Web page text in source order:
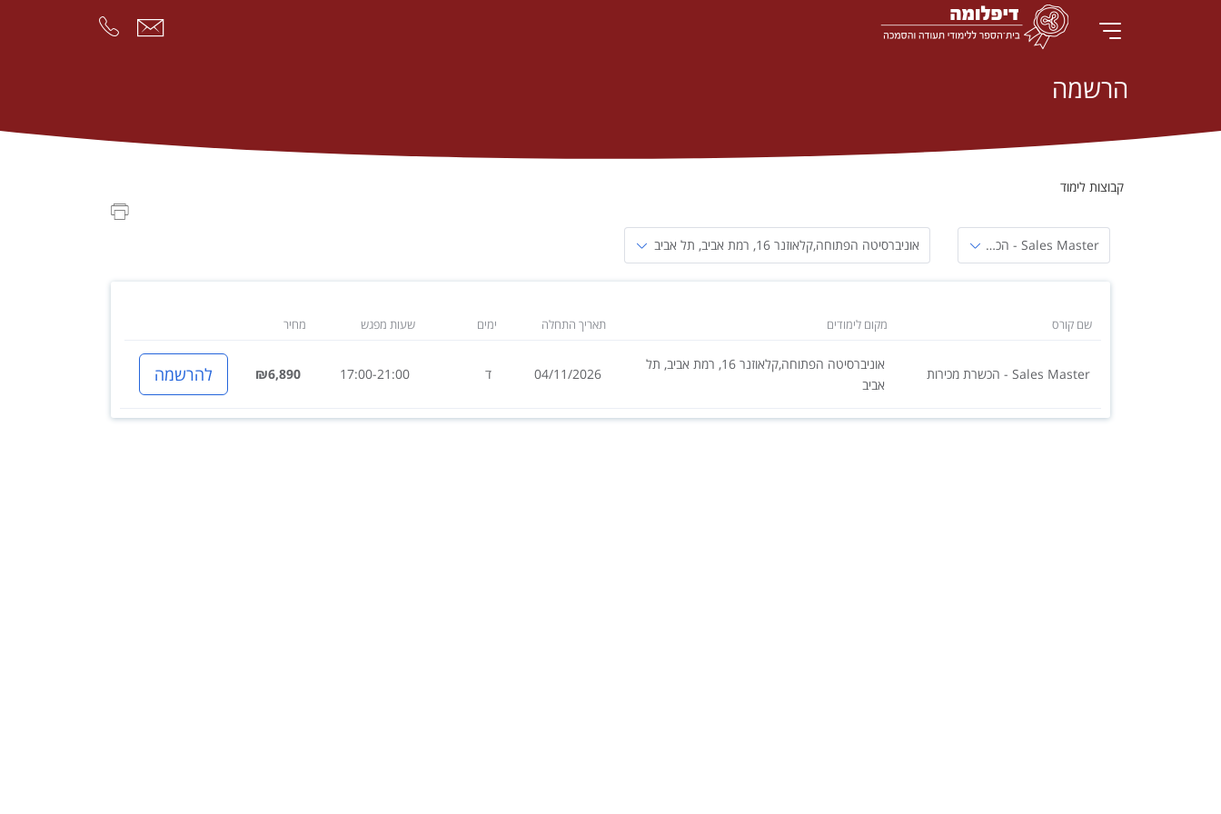
הרשמה
קבוצות לימוד
בחירת
קורס
Sales Master - הכשרת מכירות
חיפוש
לפיאוניברסיטה הפתוחה,קלאוזנר 16, רמת אביב, תל אביב
שם קורס מקום לימודים תאריך התחלה ימים שעות מפגש מחיר
Sales Master - הכשרת מכירות
אוניברסיטה הפתוחה,קלאוזנר 16, רמת אביב, תל
אביב
04/11/2026 ד 17:00-21:00
₪6,890 להרשמה